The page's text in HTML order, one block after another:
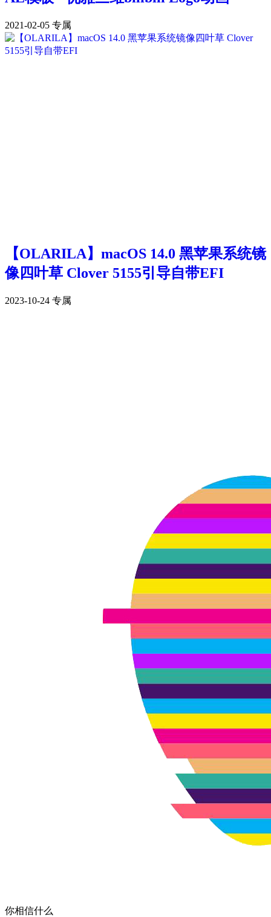
2021-02-05 专属
【OLARILA】macOS 14.0 黑苹果系统镜
像四叶草 Clover 5155引导自带EFI
2023-10-24 专属
你相信什么